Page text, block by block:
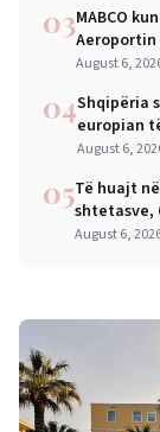
03MABCO
Aeroportin
August 6,
04Shqipëria
europian
mëdha
August 6,
05Të huajt
shtetasve,
August 6,